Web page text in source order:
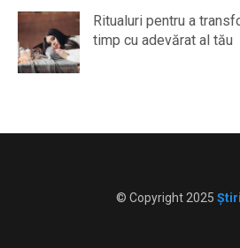
Ritualuri pentru a
timp cu adevărat al tău
© Copyright 2025